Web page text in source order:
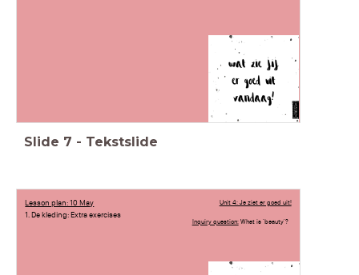
Slide 7 - Tekstslide
Lesson plan: 10 May
1. De kleding: Extra exercises
Unit 4: Je ziet er goed uit!
Inquiry question:What is 'beauty'?